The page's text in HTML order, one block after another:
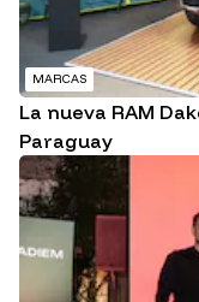
MARCAS
La nueva RAM
Paraguay